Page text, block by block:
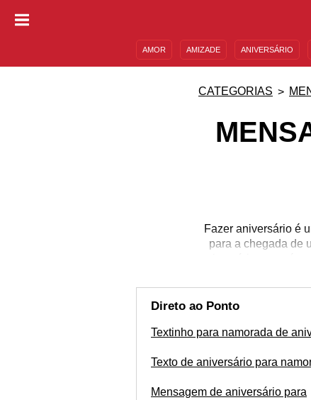
AMOR AMIZADE ANIVERSÁRIO
CATEGORIAS
Fazer aniversário é
para a chegada de
aniversário, esse é
memória: uma
Direto ao Ponto
Textinho para namorada de
Texto de aniversário para
Mensagem de aniversário para